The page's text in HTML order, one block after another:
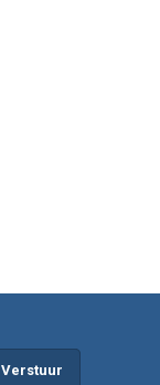
Verstuur